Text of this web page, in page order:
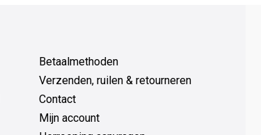
Betaalmethoden
Verzenden, ruilen & retourneren
Contact
Mijn account